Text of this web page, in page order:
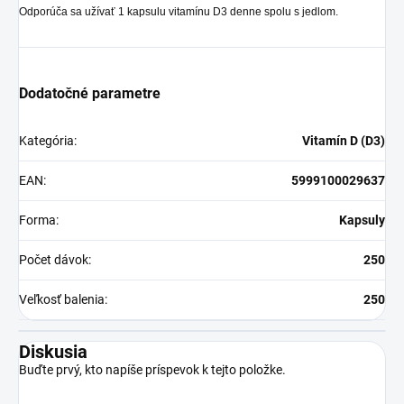
Odporúča sa užívať 1 kapsulu vitamínu D3 denne spolu s jedlom.
Dodatočné parametre
Kategória: Vitamín D (D3)
EAN: 5999100029637
Forma: Kapsuly
Počet dávok: 250
Veľkosť balenia: 250
Diskusia
Buďte prvý, kto napíše príspevok k tejto položke.